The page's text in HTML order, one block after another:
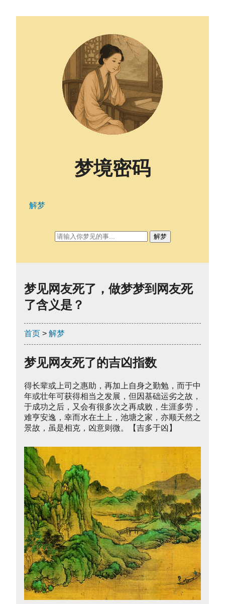
梦见网友死了，做梦梦到网友死
了含义是？
首页 > 解梦
梦见网友死了的吉凶指数
得长辈或上司之惠助，再加上自身之勤勉，而于中
年或壮年可获得相当之发展，但因基础运劣之故，
于成功之后，又会有很多次之再成败，生涯多劳，
难亨安逸，幸而水在土上，池塘之家，亦顺天然之
景故，虽是相克，凶意则微。【吉多于凶】
梦境密码
解梦
解梦